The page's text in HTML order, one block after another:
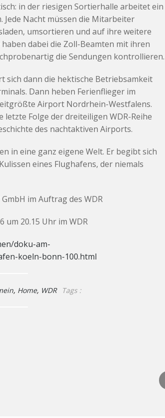
in der riesigen Sortierhalle arbeitet ein
Nacht müssen die Mitarbeiter
umsortieren und auf ihre weitere
dabei die Zoll-Beamten mit ihren
die Sendungen kontrollieren.
sich dann die hektische Betriebsamkeit
Dann heben Ferienflieger im
Airport Nordrhein-Westfalens.
Folge der dreiteiligen WDR-Reihe
des nachtaktiven Airports.
in eine ganz eigene Welt. Er begibt sich
eines Flughafens, der niemals
im Auftrag des WDR
um 20.15 Uhr im WDR
doku-am-
koeln-bonn-100.html
, Home, WDR Tags :